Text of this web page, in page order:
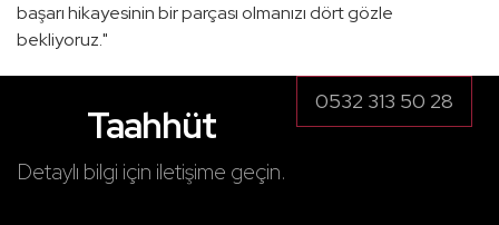
başarı hikayesinin bir parçası olmanızı dört gözle
bekliyoruz."Yeşil Bina
Design and Build
Taahhüt
Onarım ve Tadilat
Detaylı bilgi için iletişime geçin.
0532 313 50 28